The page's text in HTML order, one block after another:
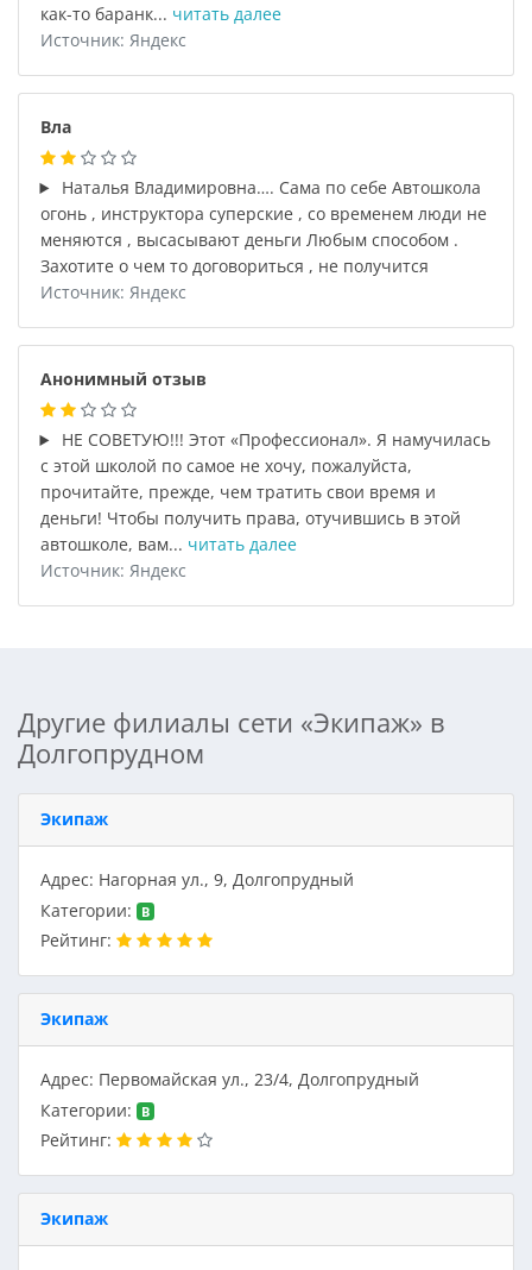
как-то баранк... читать далее
Источник: Яндекс
Вла
Наталья Владимировна…. Сама по себе Автошкола
огонь , инструктора суперские , со временем люди не
меняются , высасывают деньги Любым способом .
Захотите о чем то договориться , не получится
Источник: Яндекс
Анонимный отзыв
НЕ СОВЕТУЮ!!! Этот «Профессионал». Я намучилась
с этой школой по самое не хочу, пожалуйста,
прочитайте, прежде, чем тратить свои время и
деньги! Чтобы получить права, отучившись в этой
автошколе, вам... читать далее
Источник: Яндекс
Другие филиалы сети «Экипаж» в
Долгопрудном
Экипаж
Адрес: Нагорная ул., 9, Долгопрудный
Категории:
B
Рейтинг:
Экипаж
Адрес: Первомайская ул., 23/4, Долгопрудный
Категории:
B
Рейтинг:
Экипаж